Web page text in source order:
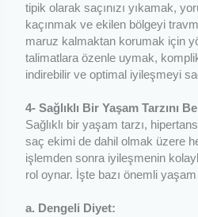
tipik olarak saçınızı yıkamak,
kaçınmak ve ekilen bölgeyi
maruz kalmaktan korumak için
talimatlara özenle uymak,
indirebilir ve optimal iyileşmeyi
4- Sağlıklı Bir Yaşam Tarzını
Sağlıklı bir yaşam tarzı,
saç ekimi de dahil olmak üzere
işlemden sonra iyileşmenin
rol oynar. İşte bazı önemli yaşam
a. Dengeli Diyet: